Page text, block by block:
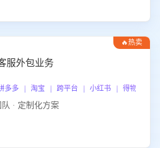
🔥热卖
服外包业务
多 | 淘宝 | 跨平台 | 小红书 | 得物 | 企
· 定制化方案